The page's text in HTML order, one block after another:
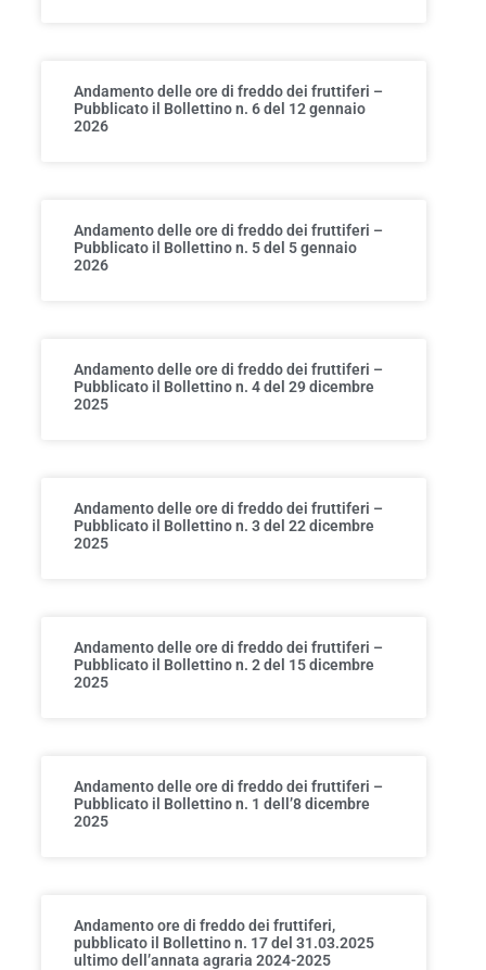
Andamento delle ore di freddo dei fruttiferi –
Pubblicato il Bollettino n. 6 del 12 gennaio
2026
Andamento delle ore di freddo dei fruttiferi –
Pubblicato il Bollettino n. 5 del 5 gennaio
2026
Andamento delle ore di freddo dei fruttiferi –
Pubblicato il Bollettino n. 4 del 29 dicembre
2025
Andamento delle ore di freddo dei fruttiferi –
Pubblicato il Bollettino n. 3 del 22 dicembre
2025
Andamento delle ore di freddo dei fruttiferi –
Pubblicato il Bollettino n. 2 del 15 dicembre
2025
Andamento delle ore di freddo dei fruttiferi –
Pubblicato il Bollettino n. 1 dell’8 dicembre
2025
Andamento ore di freddo dei fruttiferi,
pubblicato il Bollettino n. 17 del 31.03.2025
ultimo dell’annata agraria 2024-2025